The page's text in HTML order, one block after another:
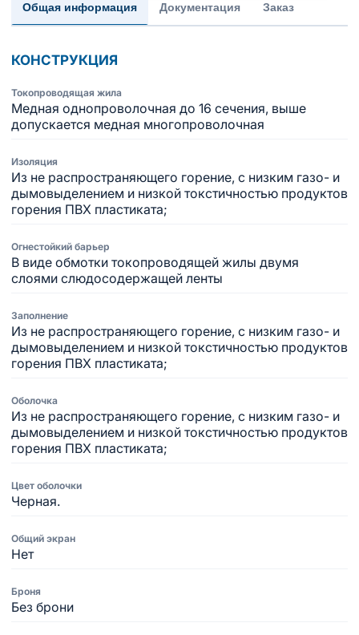
Общая информация Документация Заказ
КОНСТРУКЦИЯ
Токопроводящая жила
Медная однопроволочная до 16 сечения, выше
допускается медная многопроволочная
Изоляция
Из не распространяющего горение, с низким газо- и
дымовыделением и низкой токстичностью продуктов
горения ПВХ пластиката;
Огнестойкий барьер
В виде обмотки токопроводящей жилы двумя
слоями слюдосодержащей ленты
Заполнение
Из не распространяющего горение, с низким газо- и
дымовыделением и низкой токстичностью продуктов
горения ПВХ пластиката;
Оболочка
Из не распространяющего горение, с низким газо- и
дымовыделением и низкой токстичностью продуктов
горения ПВХ пластиката;
Цвет оболочки
Черная.
Общий экран
Нет
Броня
Без брони